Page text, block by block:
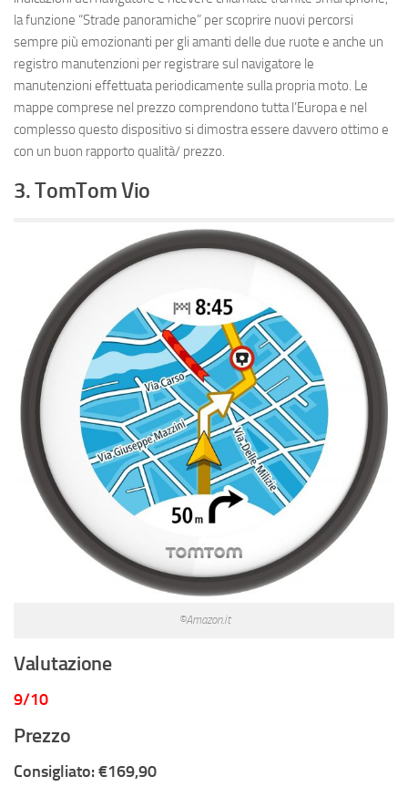
la funzione “Strade panoramiche” per scoprire nuovi percorsi
sempre più emozionanti per gli amanti delle due ruote e anche un
registro manutenzioni per registrare sul navigatore le
manutenzioni effettuata periodicamente sulla propria moto. Le
mappe comprese nel prezzo comprendono tutta l’Europa e nel
complesso questo dispositivo si dimostra essere davvero ottimo e
con un buon rapporto qualità/ prezzo.
3. TomTom Vio
©Amazon.it
Valutazione
9/10
Prezzo
Consigliato: €169,90